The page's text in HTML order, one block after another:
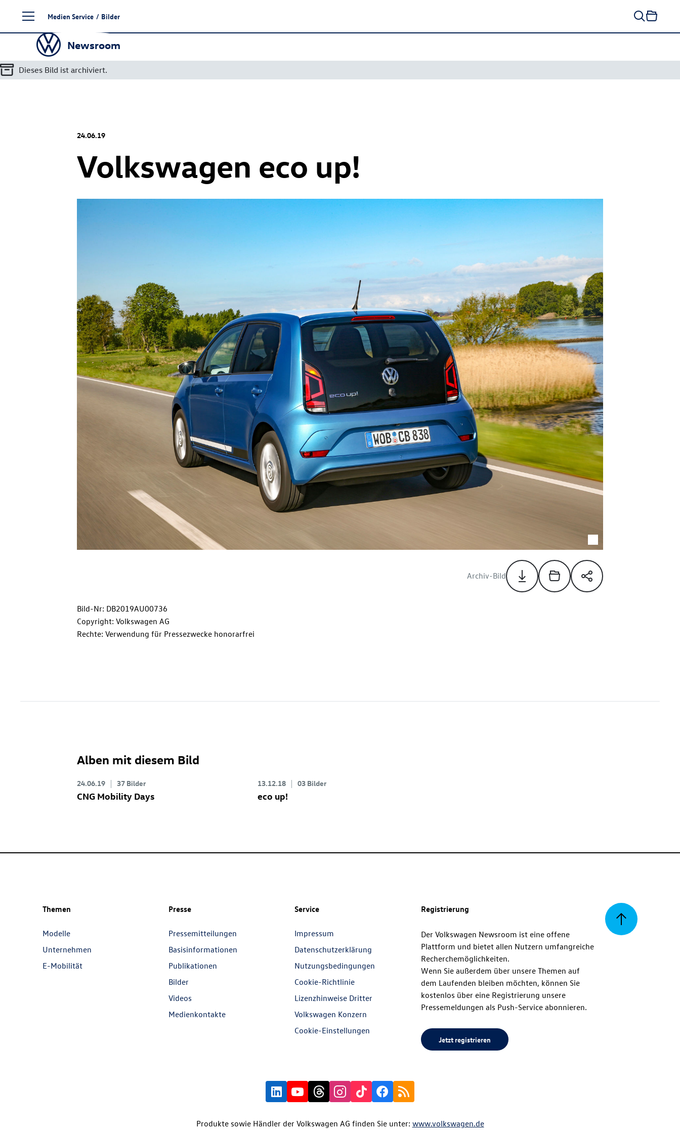
Seiteninhalt
springen
Medien Service / Bilder
Newsroom
Dieses Bild ist archiviert.
24.06.19
Volkswagen eco up!
Archiv-Bild
Bild-Nr: DB2019AU00736
Copyright: Volkswagen AG
Rechte: Verwendung für Pressezwecke honorarfrei
Alben mit diesem Bild
24.06.19 37 Bilder
CNG Mobility Days
13.12.18 03 Bilder
eco up!
Zurück
Themen
Modelle
Unternehmen
E-Mobilität
Presse
Pressemitteilungen
Basisinformationen
Publikationen
Bilder
Videos
Medienkontakte
Service
Impressum
Datenschutzerklärung
Nutzungsbedingungen
Cookie-Richtlinie
Lizenzhinweise Dritter
Volkswagen Konzern
Cookie-Einstellungen
Registrierung
Der Volkswagen Newsroom ist eine offene
Plattform und bietet allen Nutzern umfangreiche
Recherchemöglichkeiten.
Wenn Sie außerdem über unsere Themen auf
dem Laufenden bleiben möchten, können Sie
kostenlos über eine Registrierung unsere
Pressemeldungen als Push-Service abonnieren.
Jetzt registrieren
Produkte sowie Händler der Volkswagen AG finden Sie unter: www.volkswagen.de